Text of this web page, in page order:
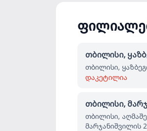
თბილისი,
თბილისი,
დაკეტილია
თბილისი,
თბილისი,
მარჯანიშვილის